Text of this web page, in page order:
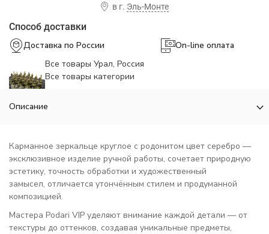
в г. Эль-Монте
Способ доставки
Доставка по России
On-line оплата
Все товары Урал, Россия
Все товары категории
Описание
Карманное зеркальце круглое с родонитом цвет серебро —
эксклюзивное изделие ручной работы, сочетает природную
эстетику, точность обработки и художественный
замысел, отличается утончённым стилем и продуманной
композицией.
Мастера Podari VIP уделяют внимание каждой детали — от
текстуры до оттенков, создавая уникальные предметы,